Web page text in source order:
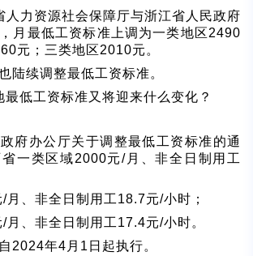
人力资源社会保障厅与浙江省人民政府
月最低工资标准上调为一类地区2490
元；三类地区2010元。
陆续调整最低工资标准。
最低工资标准又将迎来什么变化？
府办公厅关于调整最低工资标准的通
一类区域2000元/月、非全日制用工
月、非全日制用工18.7元/小时；
月、非全日制用工17.4元/小时。
2024年4月1日起执行。